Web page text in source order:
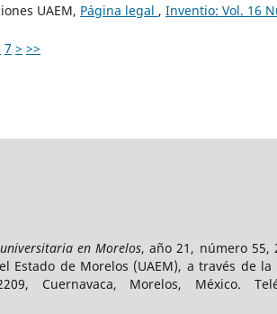
UAEM, Página legal , Inventio: Vol. 16
7 > >>
en Morelos, año 21, número 55,
Estado de Morelos (UAEM), a través de
Cuernavaca, Morelos, México.